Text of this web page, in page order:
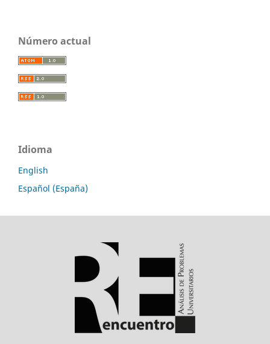
Número actual
Idioma
English
Español (España)